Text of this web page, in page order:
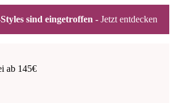
sind eingetroffen - Jetzt entdecken
ab 145€